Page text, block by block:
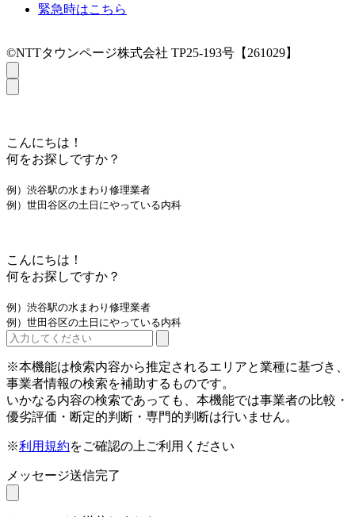
緊急時はこちら
©NTTタウンページ株式会社 TP25-193号【261029】
こんにちは！
何をお探しですか？
例）渋谷駅の水まわり修理業者
例）世田谷区の土日にやっている内科
こんにちは！
何をお探しですか？
例）渋谷駅の水まわり修理業者
例）世田谷区の土日にやっている内科
※本機能は検索内容から推定されるエリアと業種に基づき、
事業者情報の検索を補助するものです。
いかなる内容の検索であっても、本機能では事業者の比較・
優劣評価・断定的判断・専門的判断は行いません。
※利用規約をご確認の上ご利用ください
メッセージ送信完了